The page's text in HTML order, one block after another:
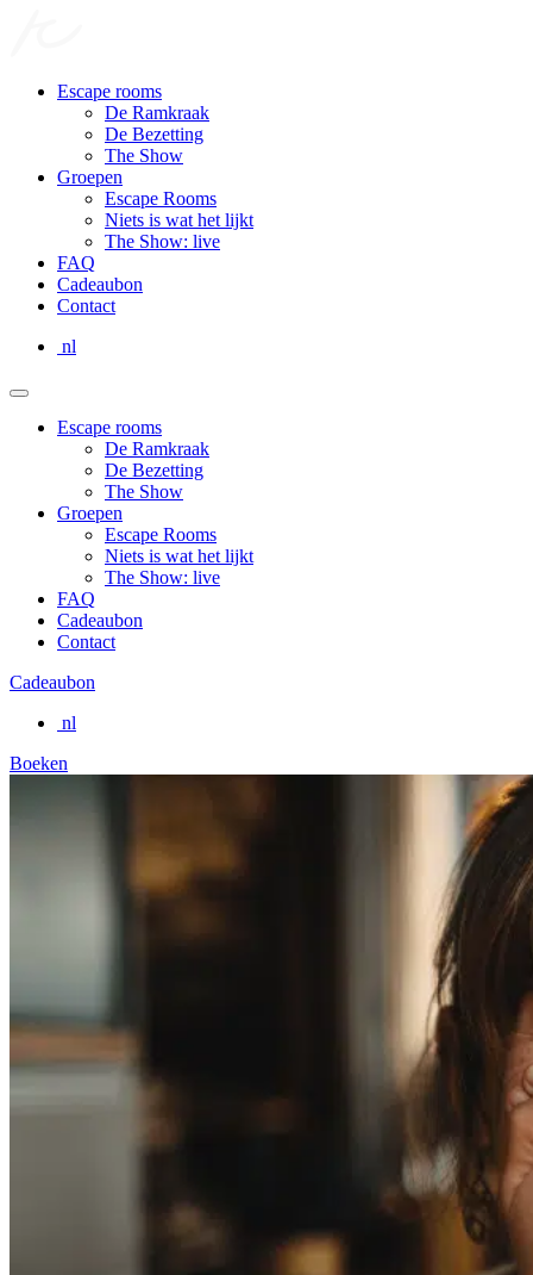
Escape rooms
De Ramkraak
De Bezetting
The Show
Groepen
Escape Rooms
Niets is wat het lijkt
The Show: live
FAQ
Cadeaubon
Contact
nl
Escape rooms
De Ramkraak
De Bezetting
The Show
Groepen
Escape Rooms
Niets is wat het lijkt
The Show: live
FAQ
Cadeaubon
Contact
Cadeaubon
nl
Boeken